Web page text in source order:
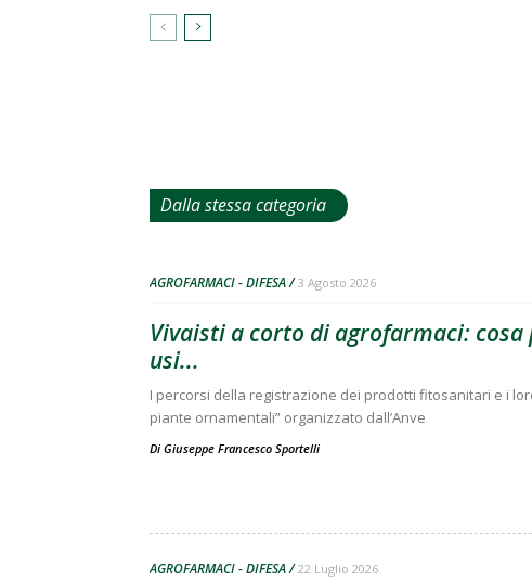
Dalla stessa categoria
AGROFARMACI - DIFESA 3 Agosto 2026
Vivaisti a corto di agrofarmaci:
usi...
I percorsi della registrazione dei prodotti fitosanitari e i
piante ornamentali” organizzato dall’Anve
Di Giuseppe Francesco Sportelli
AGROFARMACI - DIFESA 22 Luglio 2026